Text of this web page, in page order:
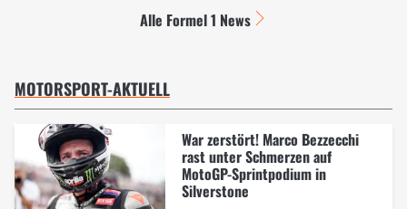
Alle Formel 1 News
MOTORSPORT-AKTUELL
War zerstört! Marco Bezzecchi
rast unter Schmerzen auf
MotoGP-Sprintpodium in
Silverstone